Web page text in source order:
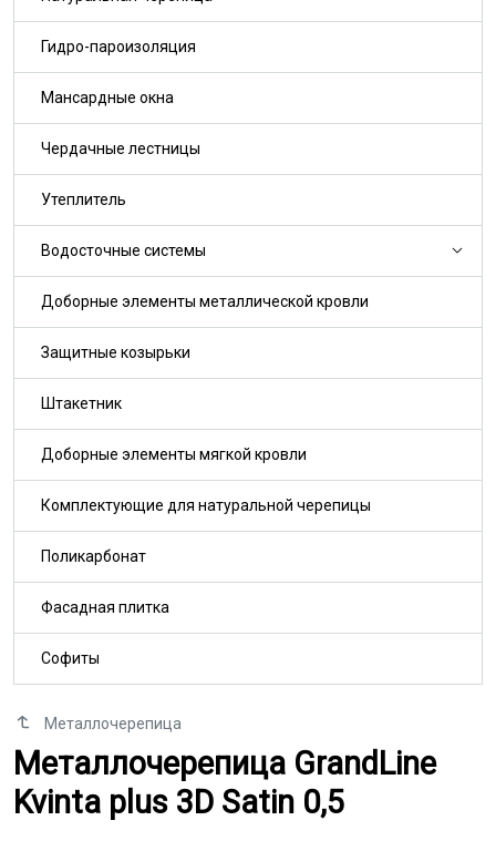
Металлочерепица
Металлочерепица GrandLine
Металлочерепица GrandLine
Kvinta plus 3D Satin 0,5
Гидро-пароизоляция
Мансардные окна
Чердачные лестницы
Утеплитель
Водосточные системы
Доборные элементы металлической кровли
Защитные козырьки
Штакетник
Доборные элементы мягкой кровли
Комплектующие для натуральной черепицы
Поликарбонат
Фасадная плитка
Софиты